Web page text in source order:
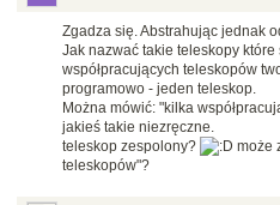
Zgadza się. Abstrahując jednak
Jak nazwać takie teleskopy które
współpracujących teleskopów
programowo - jeden teleskop.
Można mówić: "kilka
jakieś takie niezręczne.
teleskop zespolony?
może
teleskopów"?